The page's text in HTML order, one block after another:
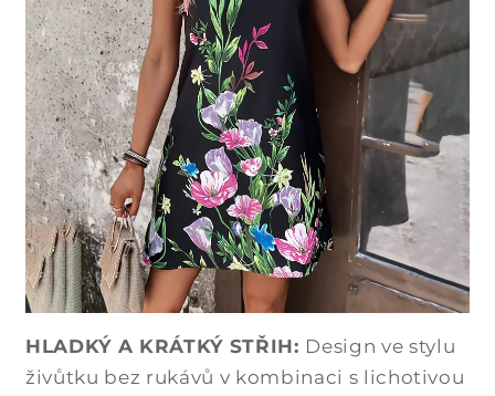
HLADKÝ A KRÁTKÝ STŘIH: Design ve stylu
živůtku bez rukávů v kombinaci s lichotivou